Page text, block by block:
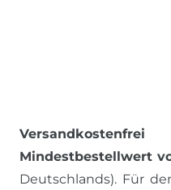
Mindestbestellwert
Deutschlands). Für